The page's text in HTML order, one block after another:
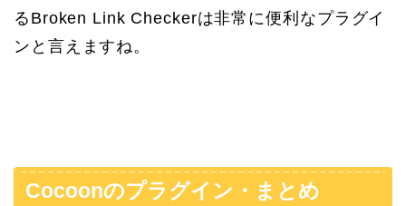
るBroken Link Checkerは非常に便利なプラグイ
ンと言えますね。
Cocoonのプラグイン・まとめ